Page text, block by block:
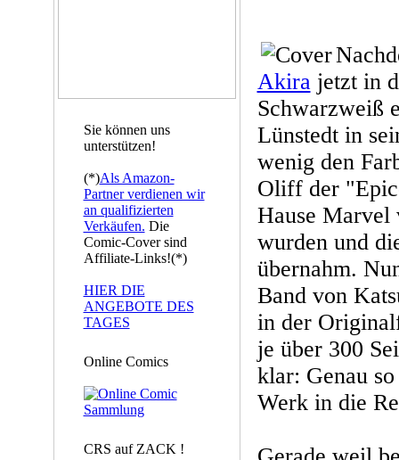
Sie können uns
unterstützen!
(*)Als Amazon-
Partner verdienen wir
an qualifizierten
Verkäufen. Die
Comic-Cover sind
Affiliate-Links!(*)
HIER DIE
ANGEBOTE DES
TAGES
Online Comics
CRS auf ZACK !
Akirajetzt in
Schwarzweiß
Lünstedt in
wenig den
Oliff der
Hause Marvel
wurden und
übernahm.
Band von
in der
je über 300
klar: Genau
Werk in die